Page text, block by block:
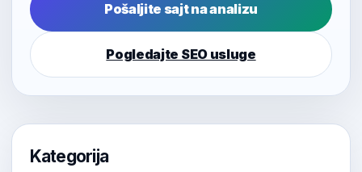
Pošaljite sajt na analizu
Pogledajte SEO usluge
Kategorija